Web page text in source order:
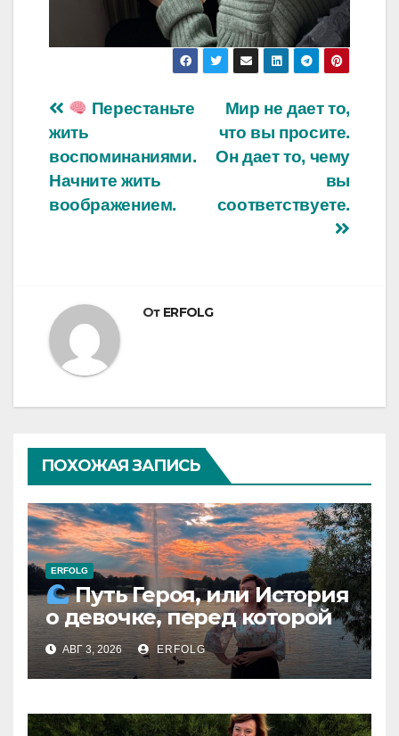
Навигация
по
записям
Мир не дает то,
что вы просите.
Он дает то, чему
вы
соответствуете.
Перестаньте
жить
воспоминаниями.
Начните жить
воображением.
От ERFOLG
ПОХОЖАЯ ЗАПИСЬ
ERFOLG
Путь Героя, или История
о девочке, перед которой
расступился океан
(И почему это про каждую
из нас)
АВГ 3, 2026 ERFOLG